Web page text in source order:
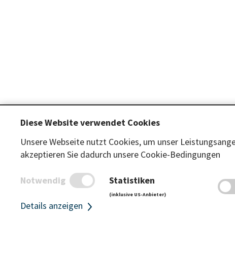
TICKETS KAUFEN
Saison-& Jahreskarten
Smartphone Ticket
Sommertickets
Event- und Erlebnistickets
Preise
Diese Website verwendet Cookies
Unsere Webseite nutzt Cookies, um unser
akzeptieren Sie dadurch unsere Cookie-Bedingungen
Notwendig Statistiken
(inklusive US-Anbieter)
Details anzeigen